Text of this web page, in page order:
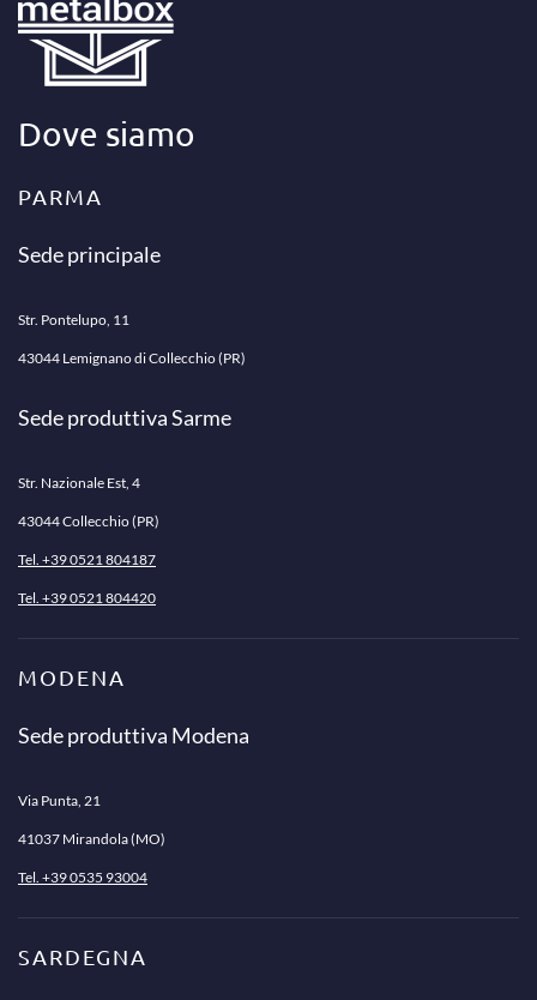
Dove siamo
PARMA
Sede principale
Str. Pontelupo, 11
43044 Lemignano di Collecchio (PR)
Sede produttiva Sarme
Str. Nazionale Est, 4
43044 Collecchio (PR)
Tel. +39 0521 804187
Tel. +39 0521 804420
MODENA
Sede produttiva Modena
Via Punta, 21
41037 Mirandola (MO)
Tel. +39 0535 93004
SARDEGNA